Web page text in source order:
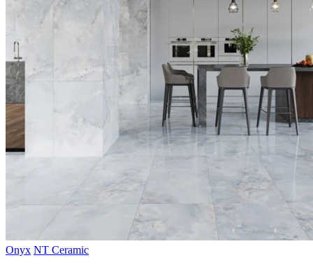
Onyx NT Ceramic